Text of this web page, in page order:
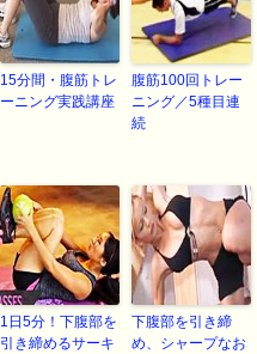
15分間・腹筋トレ
ーニング実践講座
腹筋100回トレー
ニング／5種目連
続
1日5分！下腹部を
引き締めるサーキ
下腹部を引き締
め、シャープなお